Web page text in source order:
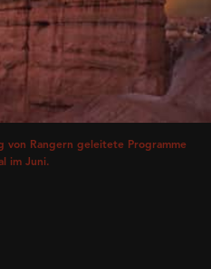
von Rangern geleitete Programme
im Juni.